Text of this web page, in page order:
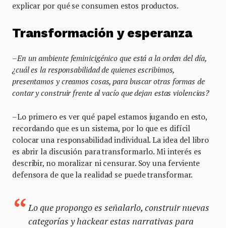
explicar por qué se consumen estos productos.
Transformación y esperanza
–En un ambiente feminicigénico que está a la orden del día,
¿cuál es la responsabilidad de quienes escribimos,
presentamos y creamos cosas, para buscar otras formas de
contar y construir frente al vacío que dejan estas violencias?
–Lo primero es ver qué papel estamos jugando en esto,
recordando que es un sistema, por lo que es difícil
colocar una responsabilidad individual. La idea del libro
es abrir la discusión para transformarlo. Mi interés es
describir, no moralizar ni censurar. Soy una ferviente
defensora de que la realidad se puede transformar.
Lo que propongo es señalarlo, construir nuevas
categorías y hackear estas narrativas para